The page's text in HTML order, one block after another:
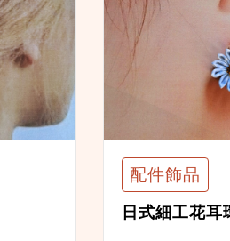
配件飾品
日式細工花耳